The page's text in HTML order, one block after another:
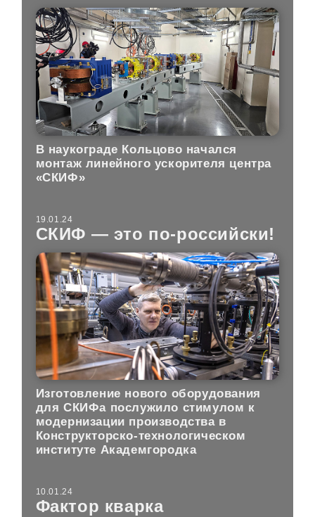
В наукограде Кольцово начался
монтаж линейного ускорителя центра
«СКИФ»
19.01.24
СКИФ — это по-российски!
Изготовление нового оборудования
для СКИФа послужило стимулом к
модернизации производства в
Конструкторско-технологическом
институте Академгородка
10.01.24
Фактор кварка